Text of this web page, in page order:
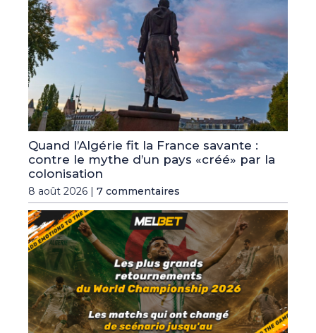
Quand l’Algérie fit la France savante :
contre le mythe d’un pays «créé» par la
colonisation
8 août 2026 | 7 commentaires